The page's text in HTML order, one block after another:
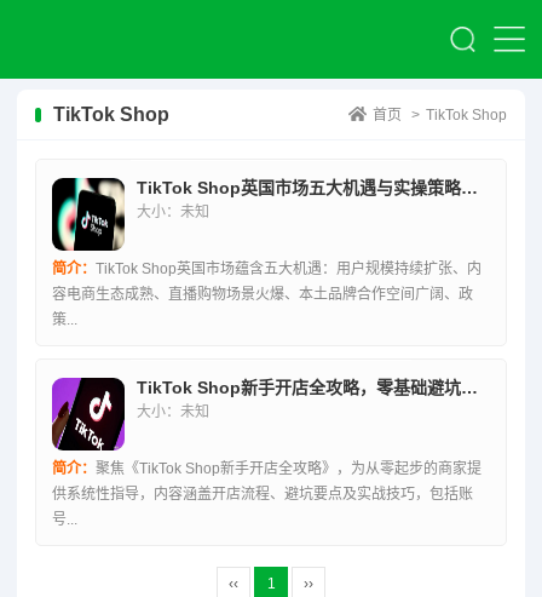
TikTok Shop 首页 > TikTok Shop
TikTok Shop英国市场五大机遇与实操策略深度解析
大小：未知
简介： TikTok Shop英国市场蕴含五大机遇：用户规模持续扩张、内
容电商生态成熟、直播购物场景火爆、本土品牌合作空间广阔、政
策...
TikTok Shop新手开店全攻略，零基础避坑实战指南
大小：未知
简介： 聚焦《TikTok Shop新手开店全攻略》，为从零起步的商家提
供系统性指导，内容涵盖开店流程、避坑要点及实战技巧，包括账
号...
‹‹ 1 ››